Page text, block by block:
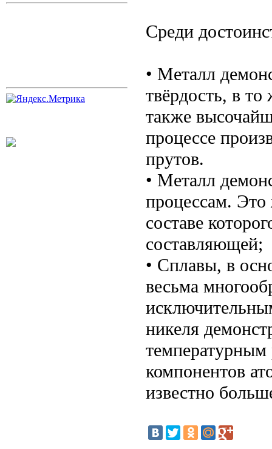
Среди
• Металл
твёрдость, в
также
процессе
прутов.
• Металл
процессам. Это
составе
составляющей;
• Сплавы, в
весьма
никеля
температурным
компонентов
известно